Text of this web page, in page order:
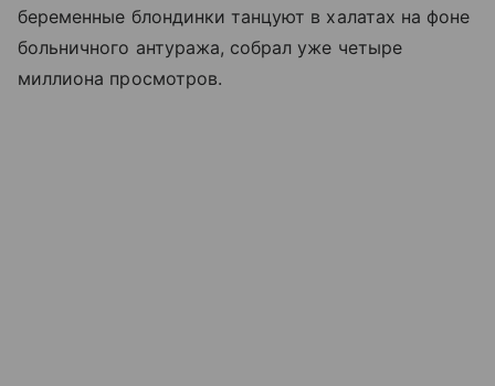
беременные блондинки танцуют в халатах на фоне
больничного антуража, собрал уже четыре
миллиона просмотров.